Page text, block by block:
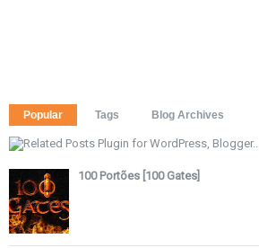
Popular Tags Blog Archives
100 Portões [100 Gates]